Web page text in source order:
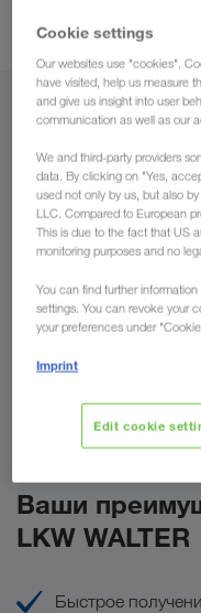
Вашем родном языке.
Из
Киргизстан
Страна
Сделать запрос
Ваши
LKW WALTER
Быстрое
Cookie settings
Our websites use "cookies".
have visited, help us measure
and give us insight into user
communication as well as our
We and third-party providers
data. By clicking on "Yes,
used not only by us, but also
LLC. Compared to European
This is due to the fact that US
monitoring purposes and no
You can find further information
settings. You can revoke your
your preferences under
Imprint
Edit cookie